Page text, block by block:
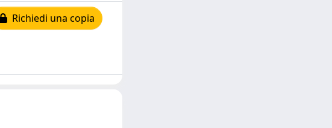
Richiedi una copia